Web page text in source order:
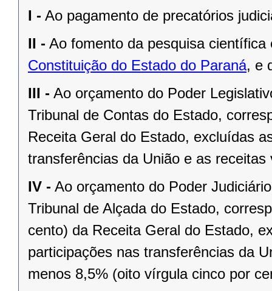
I - Ao pagamento de precatórios
II - Ao fomento da pesquisa
Constituição do Estado do Paraná, e
III - Ao orçamento do Poder
Tribunal de Contas do Estado,
Receita Geral do Estado, excluídas
transferências da União e as receitas
IV - Ao orçamento do Poder
Tribunal de Alçada do Estado,
cento) da Receita Geral do Estado,
participações nas transferências da
menos 8,5% (oito vírgula cinco por